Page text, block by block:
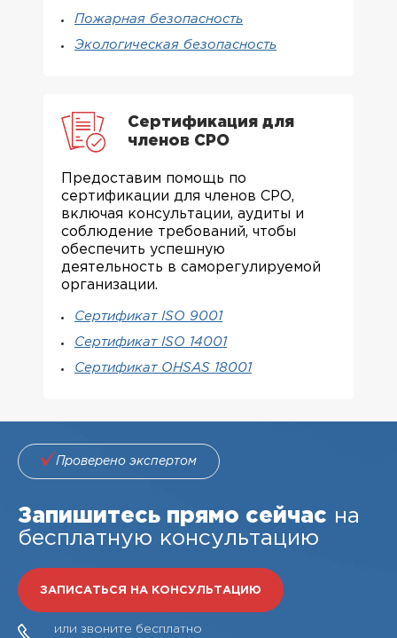
Пожарная безопасность
Экологическая безопасность
Сертификация для
членов СРО
Предоставим помощь по
сертификации для членов СРО,
включая консультации, аудиты и
соблюдение требований, чтобы
обеспечить успешную
деятельность в саморегулируемой
организации.
Сертификат ISO 9001
Сертификат ISO 14001
Сертификат OHSAS 18001
Проверено экспертом
Запишитесь прямо сейчас на
бесплатную консультацию
ЗАПИСАТЬСЯ НА КОНСУЛЬТАЦИЮ
или звоните бесплатно